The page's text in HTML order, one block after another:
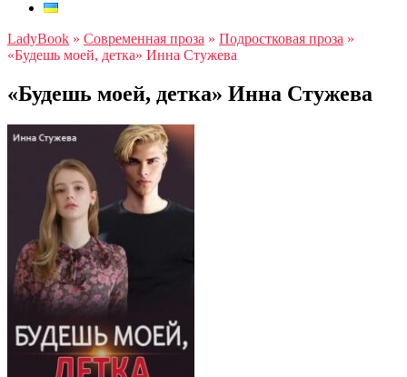
LadyBook » Современная проза » Подростковая проза »
«Будешь моей, детка» Инна Стужева
«Будешь моей, детка» Инна Стужева